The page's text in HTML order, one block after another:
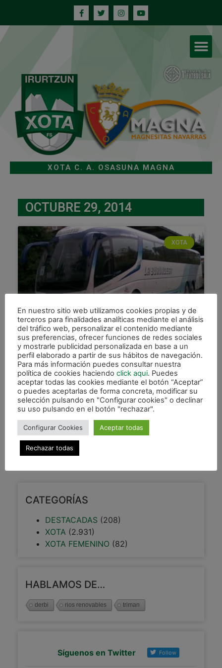
XOTA C. A. OSASUNA MAGNA
OCTUBRE 29, 2014
XOTA
Preparados para una intensa
semana con tres
desplazamientos
La plantilla que dirige Imanol Arregui se prepara
estos días para afrontar una infernal e histórica
semana en la se disputarán tres partidos
seguidos como
LEER MÁS »
29 octubre, 2014
CATEGORÍAS
DESTACADAS (208)
XOTA (2.931)
XOTA FEMENINO (82)
HABLAMOS DE…
derbi rios renovables triman
Síguenos en Twitter Follow
En nuestro sitio web utilizamos cookies propias y de
terceros para finalidades analíticas mediante el análisis
del tráfico web, personalizar el contenido mediante
sus preferencias, ofrecer funciones de redes sociales
y mostrarle publicidad personalizada en base a un
perfil elaborado a partir de sus hábitos de navegación.
Para más información puedes consultar nuestra
política de cookies haciendo click aqui. Puedes
aceptar todas las cookies mediante el botón “Aceptar”
o puedes aceptarlas de forma concreta, modificar su
selección pulsando en "Configurar cookies" o declinar
su uso pulsando en el botón "rechazar".
Configurar Cookies Aceptar todas
Rechazar todas